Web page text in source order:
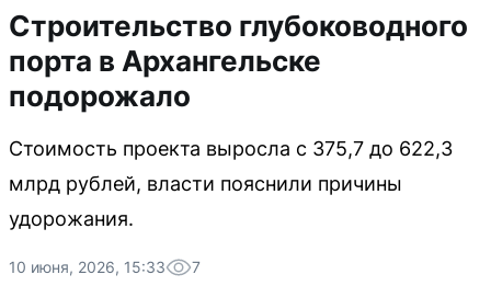
Строительство глубоководного
порта в Архангельске
подорожало
Стоимость проекта выросла с 375,7 до 622,3
млрд рублей, власти пояснили причины
удорожания.
10 июня, 2026, 15:33 7